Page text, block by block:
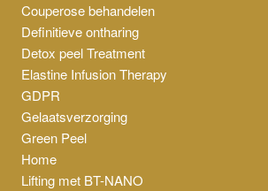
Couperose behandelen
Definitieve ontharing
Detox peel Treatment
Elastine Infusion Therapy
GDPR
Gelaatsverzorging
Green Peel
Home
Lifting met BT-NANO